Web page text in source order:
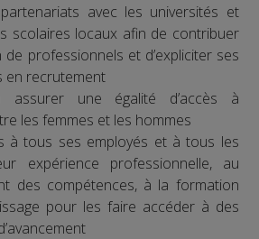
avec les universités et
scolaires locaux afin de contribuer
professionnels et d’expliciter ses
en recrutement
assurer une égalité d’accès à
les femmes et les hommes
à tous ses employés et à tous les
expérience professionnelle, au
des compétences, à la formation
pour les faire accéder à des